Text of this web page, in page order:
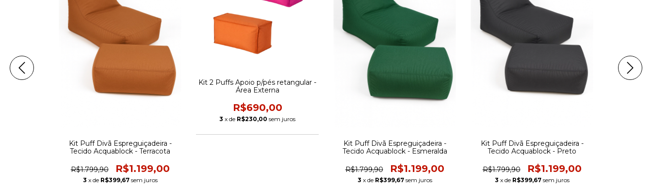
Kit Puff Divã Espreguiçadeira -
Tecido Acquablock - Terracota
R$1.799,90 R$1.199,00
3 x de R$399,67 sem juros
Kit 2 Puffs Apoio p/pés retangular -
Área Externa
R$690,00
3 x de R$230,00 sem juros
Kit Puff Divã Espreguiçadeira -
Tecido Acquablock - Esmeralda
R$1.799,90 R$1.199,00
3 x de R$399,67 sem juros
Kit Puff Divã Espreguiçadeira -
Tecido Acquablock - Preto
R$1.799,90 R$1.199,00
3 x de R$399,67 sem juros